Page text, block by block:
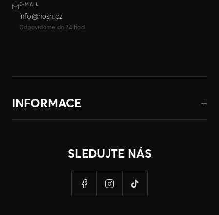
E-MAIL
info@hosh.cz
Odpovídáme do 24 hod.
INFORMACE
SLEDUJTE NÁS